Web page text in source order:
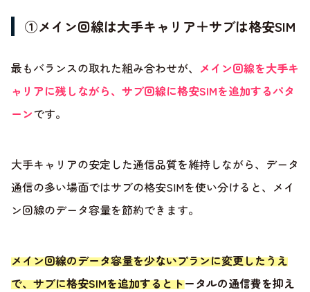
①メイン回線は大手キャリア＋サブは格安SIM
最もバランスの取れた組み合わせが、 メイン回線を大手キ
ャリアに残しながら、サブ回線に格安SIMを追加するパタ
ーンです。
大手キャリアの安定した通信品質を維持しながら、データ
通信の多い場面ではサブの格安SIMを使い分けると、メイ
ン回線のデータ容量を節約できます。
メイン回線のデータ容量を少ないプランに変更したうえ
で、サブに格安SIMを追加するとトータルの通信費を抑え